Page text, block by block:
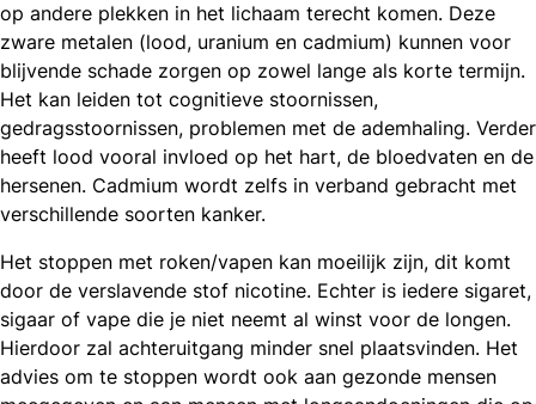
op andere plekken in het lichaam terecht komen. Deze
zware metalen (lood, uranium en cadmium) kunnen voor
blijvende schade zorgen op zowel lange als korte termijn.
Het kan leiden tot cognitieve stoornissen,
gedragsstoornissen, problemen met de ademhaling. Verder
heeft lood vooral invloed op het hart, de bloedvaten en de
hersenen. Cadmium wordt zelfs in verband gebracht met
verschillende soorten kanker.
Het stoppen met roken/vapen kan moeilijk zijn, dit komt
door de verslavende stof nicotine. Echter is iedere sigaret,
sigaar of vape die je niet neemt al winst voor de longen.
Hierdoor zal achteruitgang minder snel plaatsvinden. Het
advies om te stoppen wordt ook aan gezonde mensen